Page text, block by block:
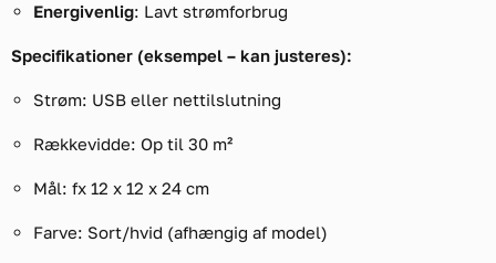
Energivenlig: Lavt strømforbrug
Specifikationer (eksempel – kan justeres):
Strøm: USB eller nettilslutning
Rækkevidde: Op til 30 m²
Mål: fx 12 x 12 x 24 cm
Farve: Sort/hvid (afhængig af model)